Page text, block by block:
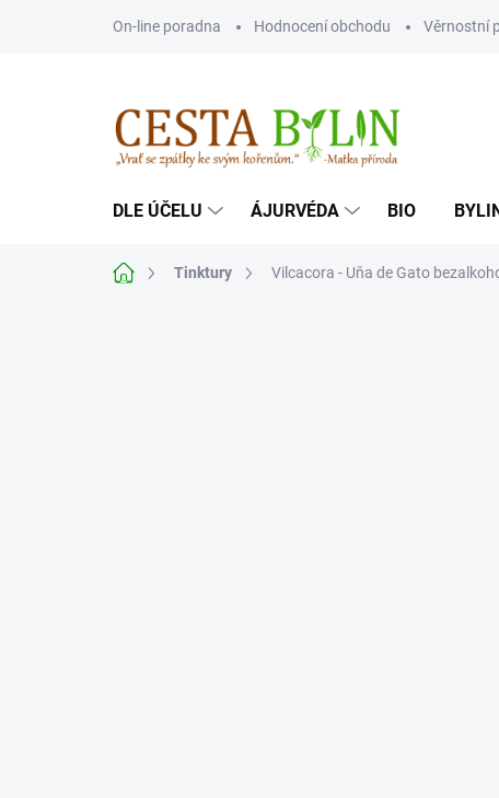
On-line poradna Hodnocení obchodu Věrnostní
DLE ÚČELU ÁJURVÉDA BIO
Domů Tinktury Vilcacora - Uňa de Gato